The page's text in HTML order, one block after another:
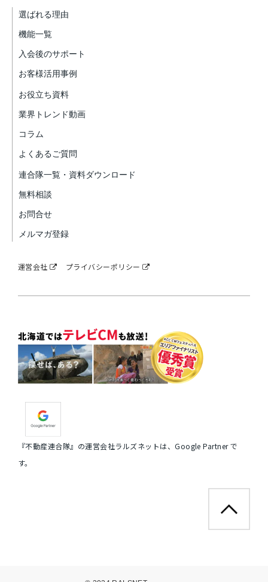
選ばれる理由
機能一覧
入会後のサポート
お客様活用事例
お役立ち資料
業界トレンド動画
コラム
よくあるご質問
連合隊一覧・資料ダウンロード
無料相談
お問合せ
メルマガ登録
運営会社 プライバシーポリシー
『不動産連合隊』の運営会社ラルズネットは、Google Partner で
す。